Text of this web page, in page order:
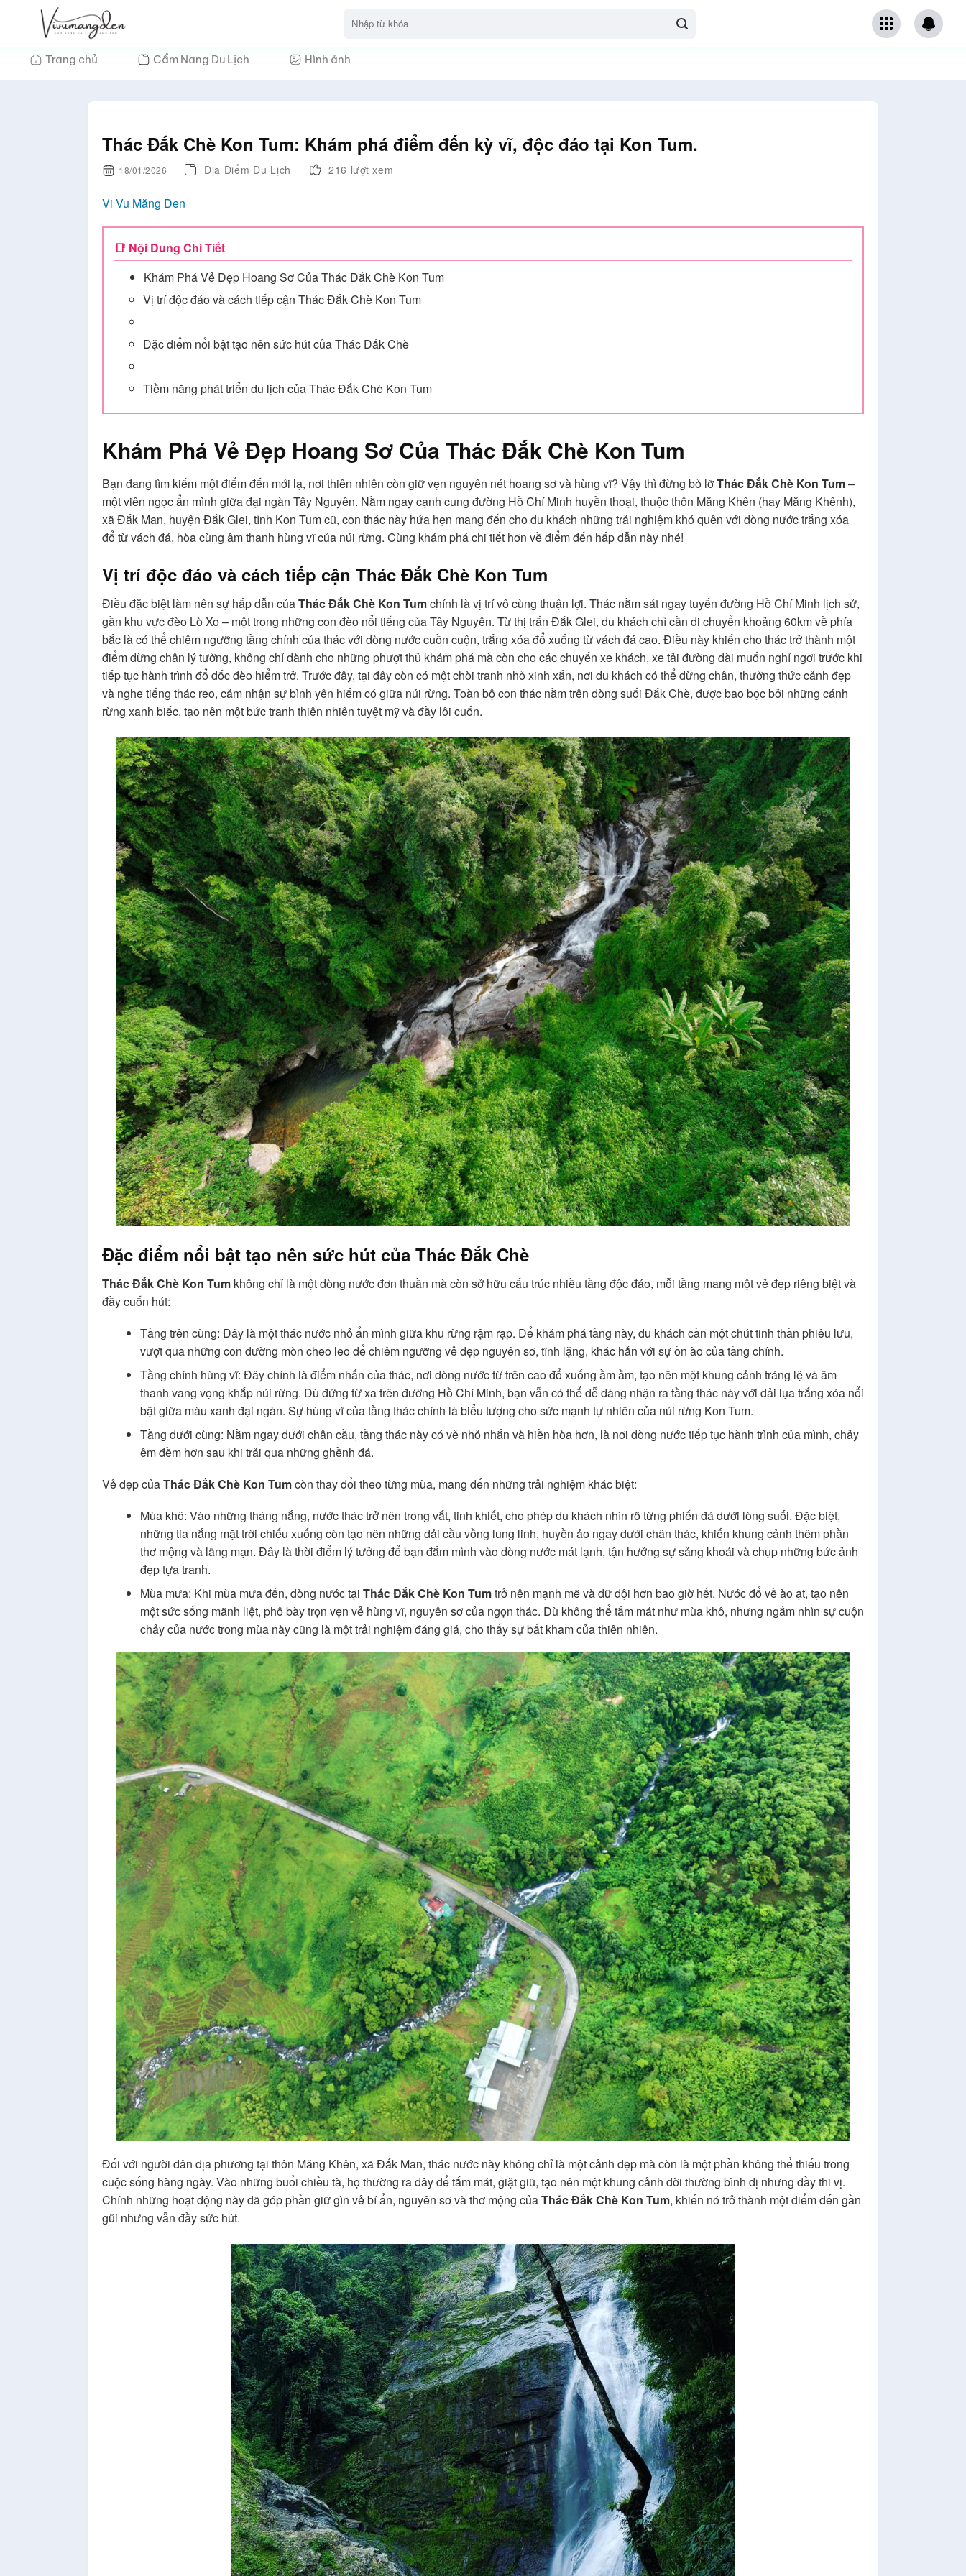
Trang chủ Cẩm Nang Du Lịch Hình ảnh
Thác Đắk Chè Kon Tum: Khám phá điểm đến kỳ vĩ, độc đáo tại Kon Tum.
18/01/2026 Địa Điểm Du Lịch 216 lượt xem
Vi Vu Măng Đen
📑 Nội Dung Chi Tiết
Khám Phá Vẻ Đẹp Hoang Sơ Của Thác Đắk Chè Kon Tum
Vị trí độc đáo và cách tiếp cận Thác Đắk Chè Kon Tum
Đặc điểm nổi bật tạo nên sức hút của Thác Đắk Chè
Tiềm năng phát triển du lịch của Thác Đắk Chè Kon Tum
Khám Phá Vẻ Đẹp Hoang Sơ Của Thác Đắk Chè Kon Tum
Bạn đang tìm kiếm một điểm đến mới lạ, nơi thiên nhiên còn giữ vẹn nguyên nét hoang sơ và hùng vĩ? Vậy thì đừng bỏ lỡThác Đắk Chè Kon Tum–
một viên ngọc ẩn mình giữa đại ngàn Tây Nguyên. Nằm ngay cạnh cung đường Hồ Chí Minh huyền thoại, thuộc thôn Măng Khên (hay Măng Khênh),
xã Đắk Man, huyện Đắk Glei, tỉnh Kon Tum cũ, con thác này hứa hẹn mang đến cho du khách những trải nghiệm khó quên với dòng nước trắng xóa
đổ từ vách đá, hòa cùng âm thanh hùng vĩ của núi rừng. Cùng khám phá chi tiết hơn về điểm đến hấp dẫn này nhé!
Vị trí độc đáo và cách tiếp cận Thác Đắk Chè Kon Tum
Điều đặc biệt làm nên sự hấp dẫn củaThác Đắk Chè Kon Tumchính là vị trí vô cùng thuận lợi. Thác nằm sát ngay tuyến đường Hồ Chí Minh lịch sử,
gần khu vực đèo Lò Xo – một trong những con đèo nổi tiếng của Tây Nguyên. Từ thị trấn Đắk Glei, du khách chỉ cần di chuyển khoảng 60km về phía
bắc là có thể chiêm ngưỡng tầng chính của thác với dòng nước cuồn cuộn, trắng xóa đổ xuống từ vách đá cao. Điều này khiến cho thác trở thành một
điểm dừng chân lý tưởng, không chỉ dành cho những phượt thủ khám phá mà còn cho các chuyến xe khách, xe tải đường dài muốn nghỉ ngơi trước khi
tiếp tục hành trình đổ dốc đèo hiểm trở. Trước đây, tại đây còn có một chòi tranh nhỏ xinh xắn, nơi du khách có thể dừng chân, thưởng thức cảnh đẹp
và nghe tiếng thác reo, cảm nhận sự bình yên hiếm có giữa núi rừng. Toàn bộ con thác nằm trên dòng suối Đắk Chè, được bao bọc bởi những cánh
rừng xanh biếc, tạo nên một bức tranh thiên nhiên tuyệt mỹ và đầy lôi cuốn.
Đặc điểm nổi bật tạo nên sức hút của Thác Đắk Chè
Thác Đắk Chè Kon Tum không chỉ là một dòng nước đơn thuần mà còn sở hữu cấu trúc nhiều tầng độc đáo, mỗi tầng mang một vẻ đẹp riêng biệt và
đầy cuốn hút:
Tầng trên cùng: Đây là một thác nước nhỏ ẩn mình giữa khu rừng rậm rạp. Để khám phá tầng này, du khách cần một chút tinh thần phiêu lưu,
vượt qua những con đường mòn cheo leo để chiêm ngưỡng vẻ đẹp nguyên sơ, tĩnh lặng, khác hẳn với sự ồn ào của tầng chính.
Tầng chính hùng vĩ: Đây chính là điểm nhấn của thác, nơi dòng nước từ trên cao đổ xuống ầm ầm, tạo nên một khung cảnh tráng lệ và âm
thanh vang vọng khắp núi rừng. Dù đứng từ xa trên đường Hồ Chí Minh, bạn vẫn có thể dễ dàng nhận ra tầng thác này với dải lụa trắng xóa nổi
bật giữa màu xanh đại ngàn. Sự hùng vĩ của tầng thác chính là biểu tượng cho sức mạnh tự nhiên của núi rừng Kon Tum.
Tầng dưới cùng: Nằm ngay dưới chân cầu, tầng thác này có vẻ nhỏ nhắn và hiền hòa hơn, là nơi dòng nước tiếp tục hành trình của mình, chảy
êm đềm hơn sau khi trải qua những ghềnh đá.
Vẻ đẹp củaThác Đắk Chè Kon Tumcòn thay đổi theo từng mùa, mang đến những trải nghiệm khác biệt:
Mùa khô: Vào những tháng nắng, nước thác trở nên trong vắt, tinh khiết, cho phép du khách nhìn rõ từng phiến đá dưới lòng suối. Đặc biệt,
những tia nắng mặt trời chiếu xuống còn tạo nên những dải cầu vồng lung linh, huyền ảo ngay dưới chân thác, khiến khung cảnh thêm phần
thơ mộng và lãng mạn. Đây là thời điểm lý tưởng để bạn đắm mình vào dòng nước mát lạnh, tận hưởng sự sảng khoái và chụp những bức ảnh
đẹp tựa tranh.
Mùa mưa: Khi mùa mưa đến, dòng nước tại Thác Đắk Chè Kon Tumtrở nên mạnh mẽ và dữ dội hơn bao giờ hết. Nước đổ về ào ạt, tạo nên
một sức sống mãnh liệt, phô bày trọn vẹn vẻ hùng vĩ, nguyên sơ của ngọn thác. Dù không thể tắm mát như mùa khô, nhưng ngắm nhìn sự cuộn
chảy của nước trong mùa này cũng là một trải nghiệm đáng giá, cho thấy sự bất kham của thiên nhiên.
Đối với người dân địa phương tại thôn Măng Khên, xã Đắk Man, thác nước này không chỉ là một cảnh đẹp mà còn là một phần không thể thiếu trong
cuộc sống hàng ngày. Vào những buổi chiều tà, họ thường ra đây để tắm mát, giặt giũ, tạo nên một khung cảnh đời thường bình dị nhưng đầy thi vị.
Chính những hoạt động này đã góp phần giữ gìn vẻ bí ẩn, nguyên sơ và thơ mộng củaThác Đắk Chè Kon Tum, khiến nó trở thành một điểm đến gần
gũi nhưng vẫn đầy sức hút.